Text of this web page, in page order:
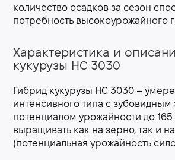
количество осадков за сезон
потребность высокоурожайного
Характеристика и
кукурузы НС 3030
Гибрид кукурузы НС 3030 –
интенсивного типа с
потенциалом урожайности до
выращивать как на зерно, так и
(потенциальная урожайность